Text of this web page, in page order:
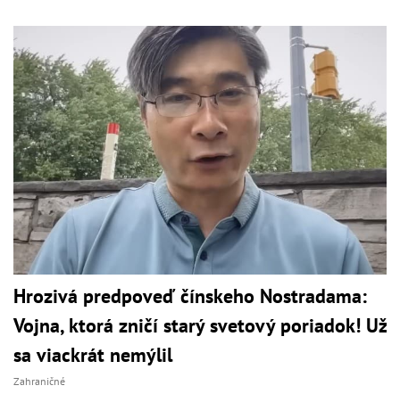
Hrozivá predpoveď čínskeho Nostradama:
Vojna, ktorá zničí starý svetový poriadok! Už
sa viackrát nemýlil
Zahraničné